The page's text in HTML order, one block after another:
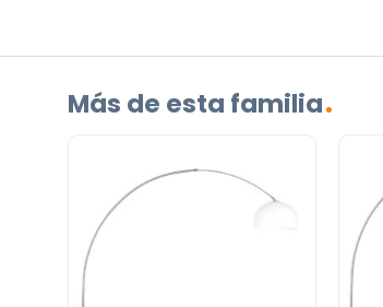
Incluido por defecto
Más de esta familia